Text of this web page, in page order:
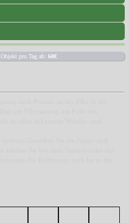
Objekt pro Tag ab: 60€